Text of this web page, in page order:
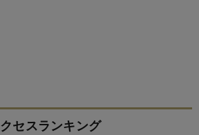
セスランキング